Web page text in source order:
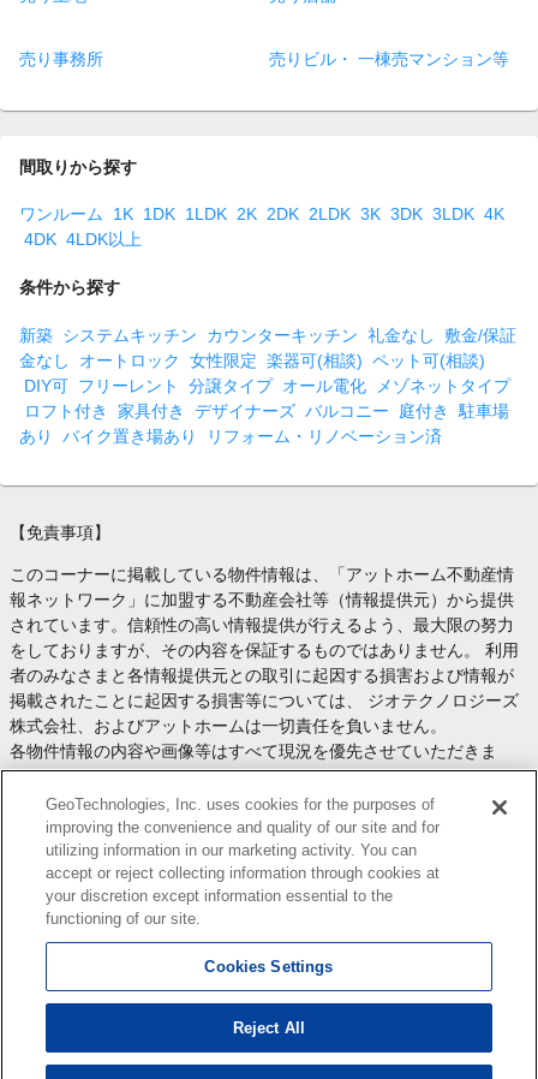
売り事務所 売りビル・ 一棟売マンション等
間取りから探す
ワンルーム 1K 1DK 1LDK 2K 2DK 2LDK 3K 3DK 3LDK 4K
4DK 4LDK以上
条件から探す
新築 システムキッチン カウンターキッチン 礼金なし
敷金/保証
金なし
オートロック 女性限定 楽器可(相談) ペット可(相談)
DIY可 フリーレント 分譲タイプ オール電化
メゾネットタイプ
ロフト付き
家具付き デザイナーズ バルコニー 庭付き
駐車場
あり
バイク置き場あり リフォーム・リノベーション済
【免責事項】
このコーナーに掲載している物件情報は、「アットホーム不動産情
報ネットワーク」に加盟する不動産会社等（情報提供元）から提供
されています。信頼性の高い情報提供が行えるよう、最大限の努力
をしておりますが、その内容を保証するものではありません。 利用
者のみなさまと各情報提供元との取引に起因する損害および情報が
掲載されたことに起因する損害等については、 ジオテクノロジーズ
株式会社、およびアットホームは一切責任を負いません。
各物件情報の内容や画像等はすべて現況を優先させていただきま
す。
お取引等（お取引の準備、資金調達等を含みます）の際には、内容
や契約条件等について、 各情報提供元より十分な説明を受け、ご自
身でご確認の上、判断してください。
このコーナーへの物件情報のご掲載、その他不動産業務ソリューシ
ョン等についての不動産会社様のお問合せはこちら
します。
Copyright(c) At Home Co.,Ltd. このサイトに掲載している情報の無断転載を禁止します。著作権
はアットホーム（株）またはその情報提供者に帰属します。
GeoTechnologies, Inc. uses cookies for the purposes of
improving the convenience and quality of our site and for
utilizing information in our marketing activity. You can
accept or reject collecting information through cookies at
your discretion except information essential to the
functioning of our site.
Cookies Settings
Reject All